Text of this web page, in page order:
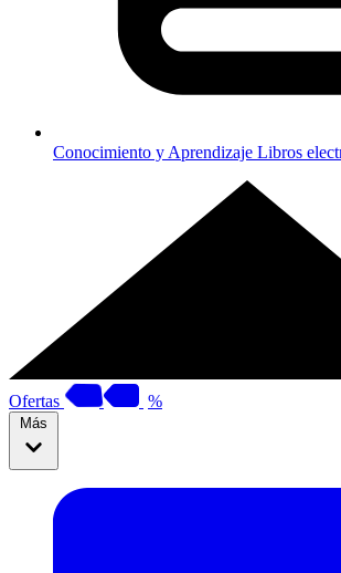
Conocimiento y Aprendizaje Libros
Ofertas %
Más